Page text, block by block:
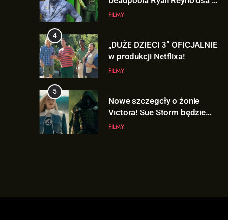
„AVENGERS: DOOMSDAY”!
FILMY
4
„DUŻE DZIECI 3” OFICJALNIE
w produkcji Netflixa!
FILMY
5
Nowe szczegoły o żonie
Victora! Sue Storm będzie
miała ważny wątek w
FILMY